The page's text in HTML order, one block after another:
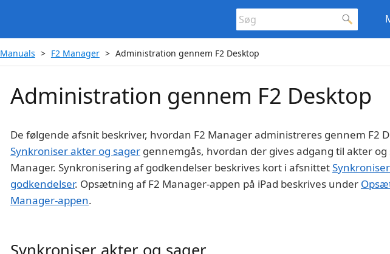
Manuals F2 Manager Administration gennem F2 Desktop
Administration gennem F2 Desktop
De følgende afsnit beskriver, hvordan F2 Manager administreres gennem F2
Synkroniser akter og sager gennemgås, hvordan der gives adgang til akter og
Manager. Synkronisering af godkendelser beskrives kort i afsnittet
godkendelser. Opsætning af F2 Manager-appen på iPad beskrives under
Manager-appen.
Synkroniser akter og sager